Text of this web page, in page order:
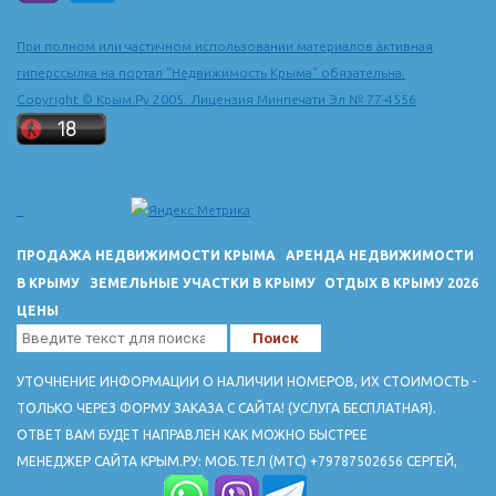
"Юбилейный", ЛОК "Московский", строится
косметологический центр "Золото скифов". Сеть
гостеприимно ждут туристов и отдыхающих.
При полном или частичном использовании материалов активная
гиперссылка на портал "Недвижимость Крыма" обязательна.
Copyright © Крым.Ру 2005. Лицензия Минпечати Эл № 77-4556
ПРОДАЖА НЕДВИЖИМОСТИ КРЫМА
АРЕНДА НЕДВИЖИМОСТИ
В КРЫМУ
ЗЕМЕЛЬНЫЕ УЧАСТКИ В КРЫМУ
ОТДЫХ В КРЫМУ 2026
ЦЕНЫ
УТОЧНЕНИЕ ИНФОРМАЦИИ О НАЛИЧИИ НОМЕРОВ, ИХ СТОИМОСТЬ -
ТОЛЬКО ЧЕРЕЗ ФОРМУ ЗАКАЗА С САЙТА! (УСЛУГА БЕСПЛАТНАЯ).
ОТВЕТ ВАМ БУДЕТ НАПРАВЛЕН КАК МОЖНО БЫСТРЕЕ
МЕНЕДЖЕР САЙТА КРЫМ.РУ: МОБ.ТЕЛ (МТС) +79787502656 СЕРГЕЙ,